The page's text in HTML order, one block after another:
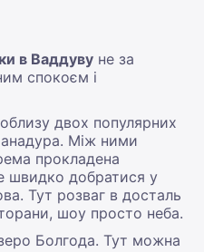
в Ваддуву не за
спокоєм і
двох популярних
Між ними
прокладена
швидко добратися у
Тут розваг в досталь
шоу просто неба.
Болгода. Тут можна